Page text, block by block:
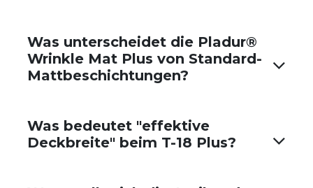
Was unterscheidet die Pladur®
Wrinkle Mat Plus von Standard-
Was bedeutet "effektive
Deckbreite" beim T-18 Plus?